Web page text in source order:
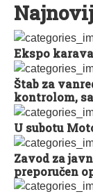
Ekspo
Štab za
kontrolom,
U subotu
Zavod za
preporučen